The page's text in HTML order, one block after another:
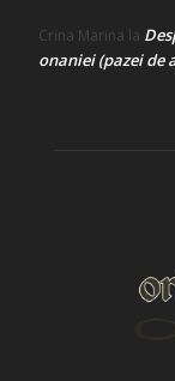
Crina Marina la
onaniei (pazei de